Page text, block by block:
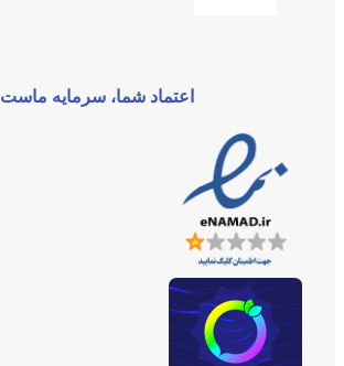
اعتماد شما، سرمایه ماست